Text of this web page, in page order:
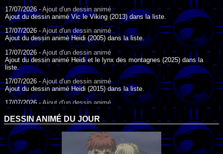
17/07/2026 -Ajout d'un dessin animé
Ajout du dessin animé Vic le Viking (2013) dans la liste.
17/07/2026 - Ajout d'un dessin animé
Ajout du dessin animé Heidi (2005) dans la liste.
17/07/2026 -Ajout d'un dessin animé
Ajout du dessin animé Heidi et le lynx des montagnes (2025) dans la
liste.
17/07/2026 - Ajout d'un dessin animé
Ajout du dessin animé Heidi (2015) dans la liste.
17/07/2026 -Ajout d'un dessin animé
Ajout du dessin animé Heidi (1995) dans la liste.
09/07/2026 -Ajout d'un dessin animé
Ajout du dessin animé Genki l'Aventurier de la Chance (2006) dans la
liste.
DESSIN ANIMÉ DU JOUR